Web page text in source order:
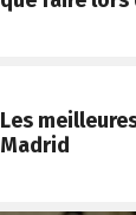
Les
Madrid